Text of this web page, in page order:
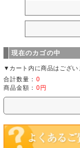
現在のカゴの中
▼カート内に商品はござい
合計数量： 0
商品金額： 0円